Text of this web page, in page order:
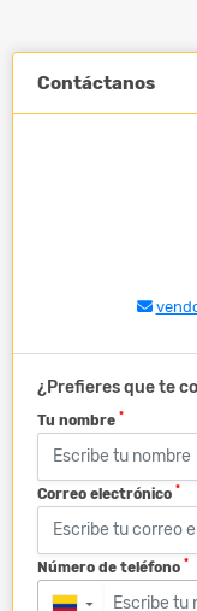
Contáctanos
¿Prefieres que te
Tu nombre *
Correo electrónico *
Número de teléfono *
▼